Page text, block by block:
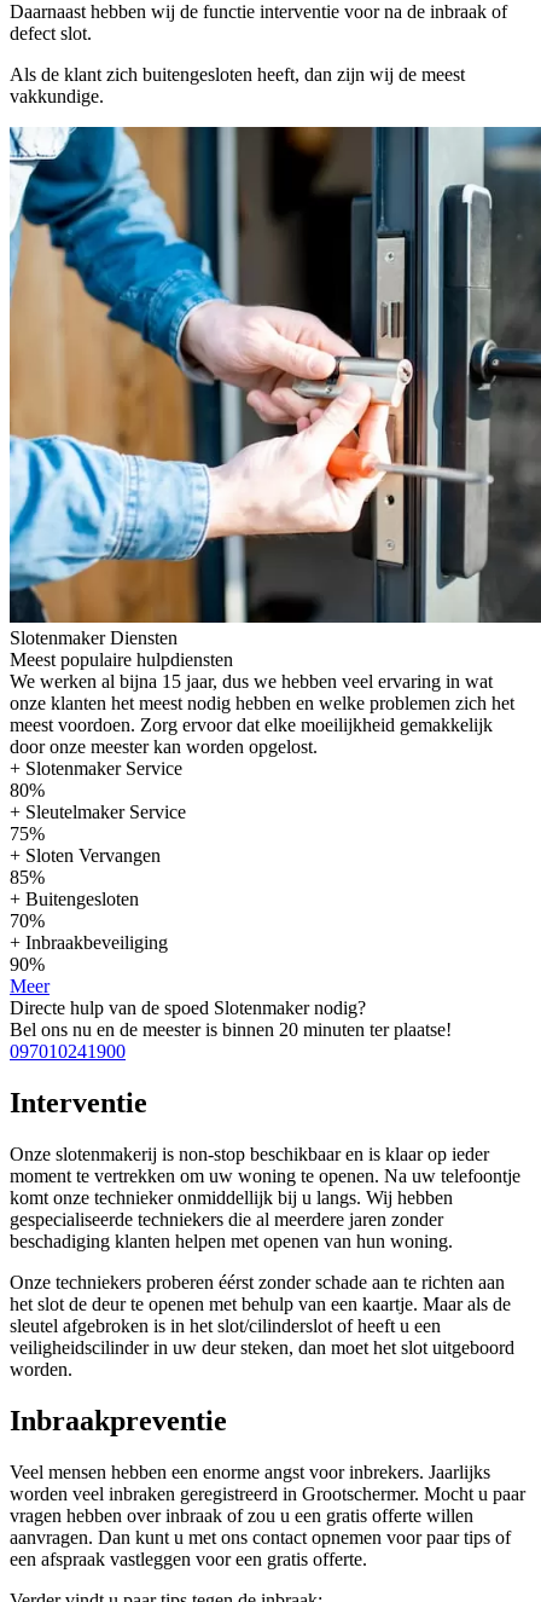
Daarnaast hebben wij de functie interventie voor na de inbraak of
defect slot.
Als de klant zich buitengesloten heeft, dan zijn wij de meest
vakkundige.
Slotenmaker Diensten
Meest populaire hulpdiensten
We werken al bijna 15 jaar, dus we hebben veel ervaring in wat
onze klanten het meest nodig hebben en welke problemen zich het
meest voordoen. Zorg ervoor dat elke moeilijkheid gemakkelijk
door onze meester kan worden opgelost.
+ Slotenmaker Service
80%
+ Sleutelmaker Service
75%
+ Sloten Vervangen
85%
+ Buitengesloten
70%
+ Inbraakbeveiliging
90%
Meer
Directe hulp van de spoed Slotenmaker nodig?
Bel ons nu en de meester is binnen 20 minuten ter plaatse!
097010241900
Interventie
Onze slotenmakerij is non-stop beschikbaar en is klaar op ieder
moment te vertrekken om uw woning te openen. Na uw telefoontje
komt onze technieker onmiddellijk bij u langs. Wij hebben
gespecialiseerde techniekers die al meerdere jaren zonder
beschadiging klanten helpen met openen van hun woning.
Onze techniekers proberen éérst zonder schade aan te richten aan
het slot de deur te openen met behulp van een kaartje. Maar als de
sleutel afgebroken is in het slot/cilinderslot of heeft u een
veiligheidscilinder in uw deur steken, dan moet het slot uitgeboord
worden.
Inbraakpreventie
Veel mensen hebben een enorme angst voor inbrekers. Jaarlijks
worden veel inbraken geregistreerd in Grootschermer. Mocht u paar
vragen hebben over inbraak of zou u een gratis offerte willen
aanvragen. Dan kunt u met ons contact opnemen voor paar tips of
een afspraak vastleggen voor een gratis offerte.